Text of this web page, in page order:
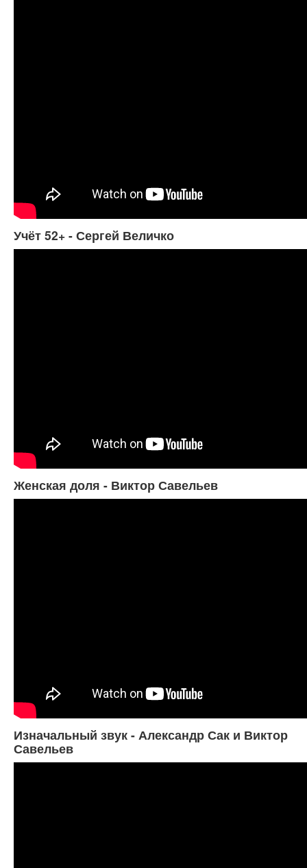
Учёт 52+ - Сергей Величко
Женская доля - Виктор Савельев
Изначальный звук - Александр Сак и Виктор
Савельев